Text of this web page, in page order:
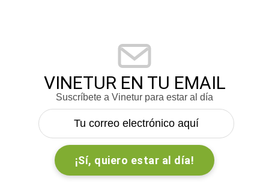
VINETUR EN TU EMAIL
Suscríbete a Vinetur para estar al día